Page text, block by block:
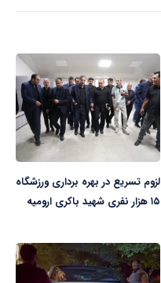
لزوم تسریع در بهره برداری ورزشگاه
۱۵ هزار نفری شهید باکری ارومیه